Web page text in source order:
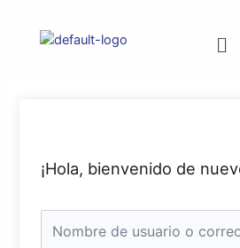
¡Hola, bienvenido de